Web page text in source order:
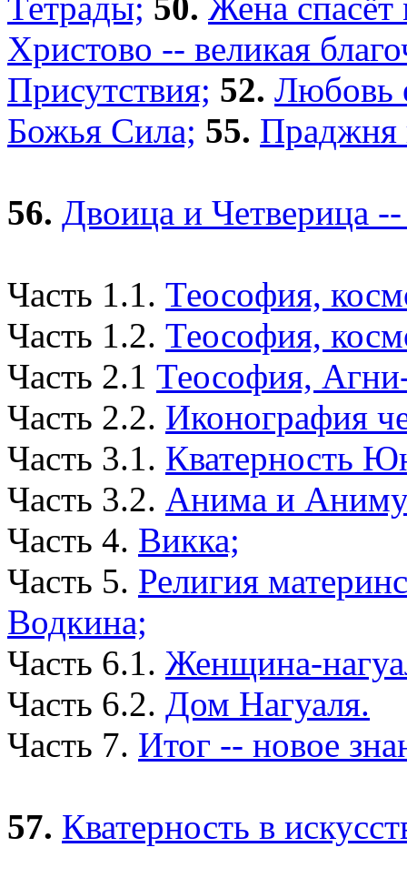
Тетрады; 50. Жена
Христово -- великая
Присутствия; 52. Любовь
Божья Сила; 55. Праджня
56. Двоица и Четверица
Часть 1.1. Теософия,
Часть 1.2. Теософия,
Часть 2.1 Теософия,
Часть 2.2. Иконография
Часть 3.1. Кватерность
Часть 3.2. Анима и
Часть 4. Викка;
Часть 5. Религия
Водкина;
Часть 6.1. Женщина-
Часть 6.2. Дом Нагуаля.
Часть 7. Итог -- новое
57. Кватерность в